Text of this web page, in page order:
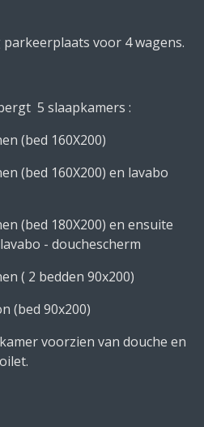
voor 4 wagens.
5 slaapkamers :
(bed 160X200)
(bed 160X200) en lavabo
(bed 180X200) en ensuite
- douchescherm
( 2 bedden 90x200)
(bed 90x200)
voorzien van douche en